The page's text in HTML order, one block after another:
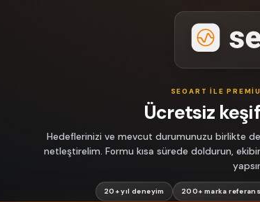
SEOART ILE
Ücretsiz
Hedeflerinizi ve mevcut durumunuzu birlikte
netleştirelim. Formu kısa sürede doldurun,
20+ yıl deneyim 200+ marka